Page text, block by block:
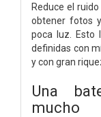
Reduce el
obtener fotos
poca luz. Esto
definidas con
y con gran
Una
mucho